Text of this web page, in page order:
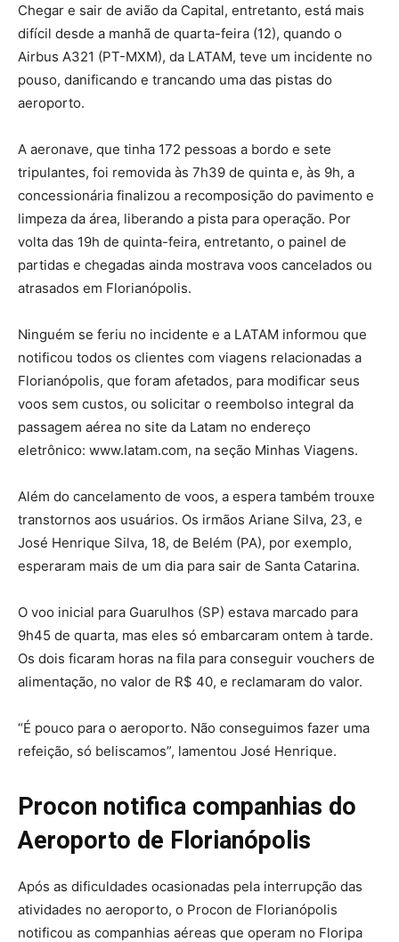
Chegar e sair de avião da Capital, entretanto, está mais
difícil desde a manhã de quarta-feira (12), quando o
Airbus A321 (PT-MXM), da LATAM, teve um incidente no
pouso, danificando e trancando uma das pistas do
aeroporto.
A aeronave, que tinha 172 pessoas a bordo e sete
tripulantes, foi removida às 7h39 de quinta e, às 9h, a
concessionária finalizou a recomposição do pavimento e
limpeza da área, liberando a pista para operação. Por
volta das 19h de quinta-feira, entretanto, o painel de
partidas e chegadas ainda mostrava voos cancelados ou
atrasados em Florianópolis.
Ninguém se feriu no incidente e a LATAM informou que
notificou todos os clientes com viagens relacionadas a
Florianópolis, que foram afetados, para modificar seus
voos sem custos, ou solicitar o reembolso integral da
passagem aérea no site da Latam no endereço
eletrônico: www.latam.com, na seção Minhas Viagens.
Além do cancelamento de voos, a espera também trouxe
transtornos aos usuários. Os irmãos Ariane Silva, 23, e
José Henrique Silva, 18, de Belém (PA), por exemplo,
esperaram mais de um dia para sair de Santa Catarina.
O voo inicial para Guarulhos (SP) estava marcado para
9h45 de quarta, mas eles só embarcaram ontem à tarde.
Os dois ficaram horas na fila para conseguir vouchers de
alimentação, no valor de R$ 40, e reclamaram do valor.
“É pouco para o aeroporto. Não conseguimos fazer uma
refeição, só beliscamos”, lamentou José Henrique.
Procon notifica companhias do
Aeroporto de Florianópolis
Após as dificuldades ocasionadas pela interrupção das
atividades no aeroporto, o Procon de Florianópolis
notificou as companhias aéreas que operam no Floripa